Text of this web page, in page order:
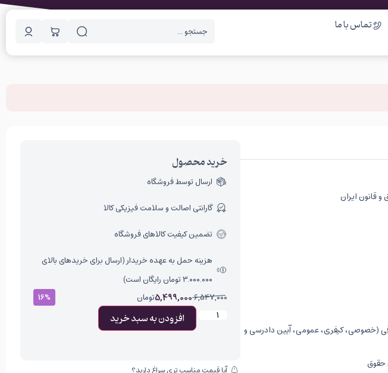
تماس با ما
قانون ایران
(خصوصی، کیفری، عمومی، آیین دادرسی و
حقوق
خرید محصول
ارسال توسط فروشگاه
گارانتی اصالت و سلامت فیزیکی کالا
تضمین کیفیت کالاهای فروشگاه
هزینه حمل به عهده خریدار (ارسال برای خریدهای بالای
۳.۰۰۰.۰۰۰ تومان رایگان است)
6,547,000
5,499,000تومان 16%
افزودن به سبد خرید
آیا قیمت مناسب تری سراغ دارید؟